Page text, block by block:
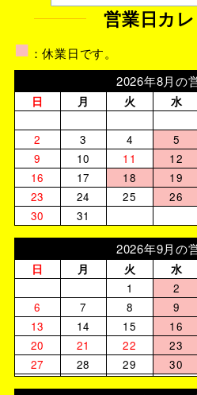
営業日カ
■ ：休業日です。
2026年8月の
日 月 火 水
2
3 4 5
9
10 11 12
16
17 18 19
23
24 25 26
30
31
2026年9月の
日 月 火 水
1
2
6
7 8 9
13
14 15 16
20
21 22 23
27
28 29 30